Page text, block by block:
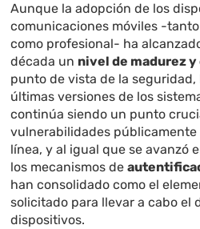
Aunque la adopción de los
comunicaciones móviles -
como profesional- ha
década un nivel de madurez
punto de vista de la seguridad,
últimas versiones de los
continúa siendo un punto
vulnerabilidades públicamente
línea, y al igual que se avanzó
los mecanismos de
han consolidado como el
solicitado para llevar a cabo el
dispositivos.